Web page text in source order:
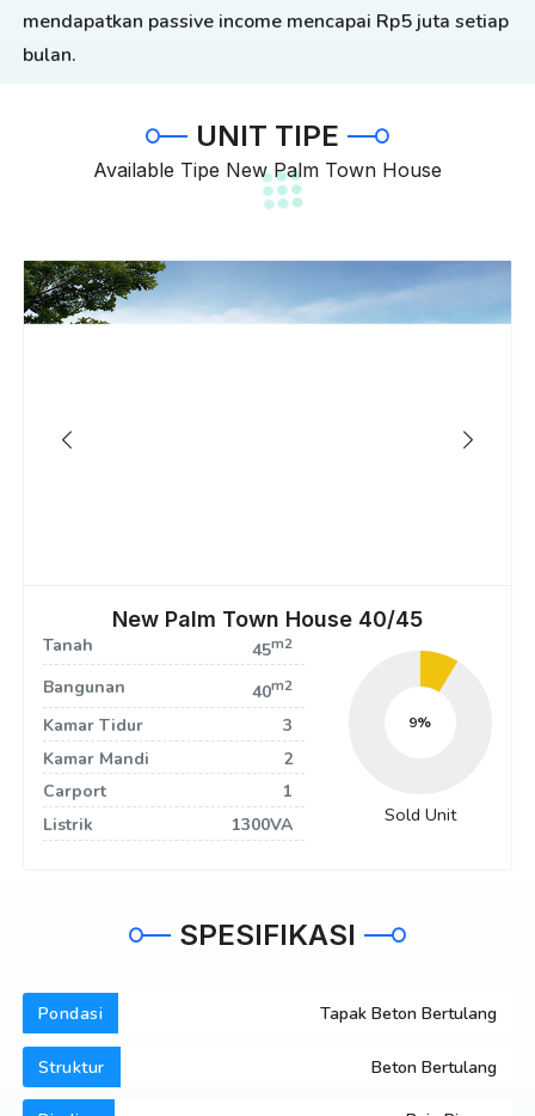
mendapatkan passive income mencapai Rp5 juta setiap
bulan.
UNIT TIPE
Available Tipe New Palm Town House
New Palm Town House 40/45
Tanah 45m2
Bangunan 40m2
Kamar Tidur
3
Kamar Mandi
2
Carport
1
Listrik
1300VA
10
Sold Unit
SPESIFIKASI
Pondasi Tapak Beton Bertulang
Struktur Beton Bertulang